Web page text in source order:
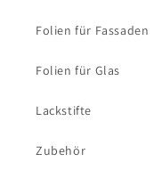
Folien für Fassaden
Folien für Glas
Lackstifte
Zubehör